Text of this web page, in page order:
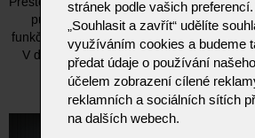
působí lehce jako pírko. Snoubí se v ní
funkčností a stabilitou. Její měkké křivky
V duetu s ocelovými prvky podnože se
lehkostí.
stránek podle vašich
„Souhlasit a zavřít“ udělíte
využíváním cookies a budeme
předat údaje o používání
účelem zobrazení cílené
reklamních a sociálních sítích
na dalších webech.